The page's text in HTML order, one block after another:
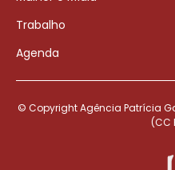
Trabalho
Agenda
© Copyright Agência Patrícia
(CC